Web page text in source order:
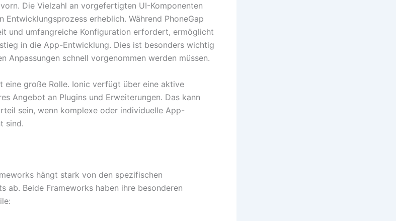
Die Vielzahl an vorgefertigten UI-Komponenten
Entwicklungsprozess erheblich. Während PhoneGap
und umfangreiche Konfiguration erfordert, ermöglicht
in die App-Entwicklung. Dies ist besonders wichtig
Anpassungen schnell vorgenommen werden müssen.
eine große Rolle. Ionic verfügt über eine aktive
Angebot an Plugins und Erweiterungen. Das kann
sein, wenn komplexe oder individuelle App-
sind.
hängt stark von den spezifischen
ab. Beide Frameworks haben ihre besonderen